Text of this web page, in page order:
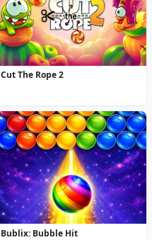
Cut The Rope 2
Bublix: Bubble Hit